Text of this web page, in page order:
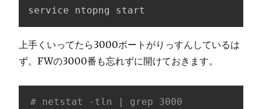
service ntopng start
上手くいってたら3000ポートがりっすんしているは
ず。FWの3000番も忘れずに開けておきます。
# netstat -tln | grep 3000